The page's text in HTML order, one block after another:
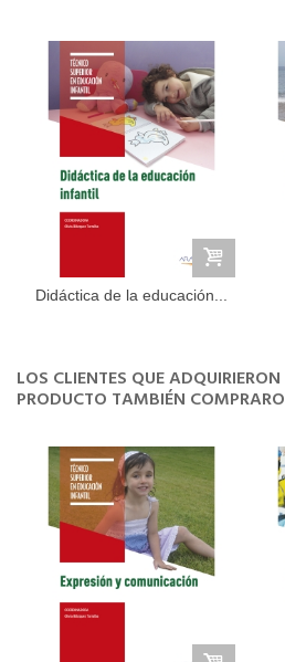
Didáctica de la educación...
LOS CLIENTES QUE ADQUIRIERON
PRODUCTO TAMBIÉN